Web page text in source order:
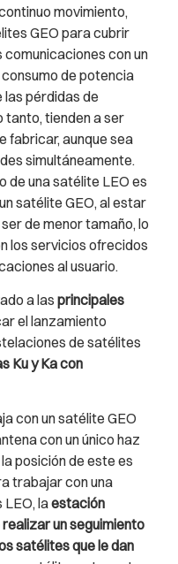
movimiento,
GEO para cubrir
con un
de potencia
las pérdidas de
tanto, tienden a ser
fabricar, aunque sea
simultáneamente.
de una satélite LEO es
satélite GEO, al estar
de menor tamaño, lo
los servicios ofrecidos
al usuario.
a lasprincipales
el lanzamiento
de satélites
Ku y Ka con
con un satélite GEO
con un único haz
posición de este es
trabajar con una
LEO, laestación
un seguimiento
satélites que le dan